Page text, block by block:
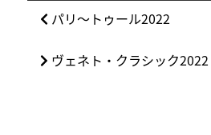
前
投
パリ〜トゥール2022
次
ヴェネト・クラシック2022